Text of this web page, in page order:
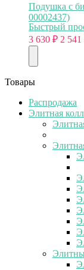
Подушка с
00002437)
Быстрый
3 630 ₽ 2 541
Товары
Распродажа
Элитная